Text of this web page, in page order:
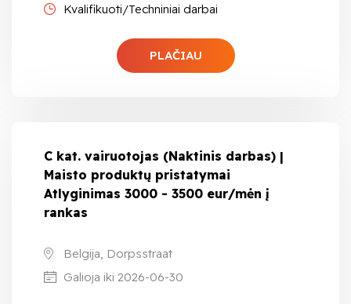
Kvalifikuoti/Techniniai darbai
PLAČIAU
C kat. vairuotojas (Naktinis darbas) |
Maisto produktų pristatymai
Atlyginimas 3000 - 3500 eur/mėn į
rankas
Belgija, Dorpsstraat
Galioja iki 2026-06-30